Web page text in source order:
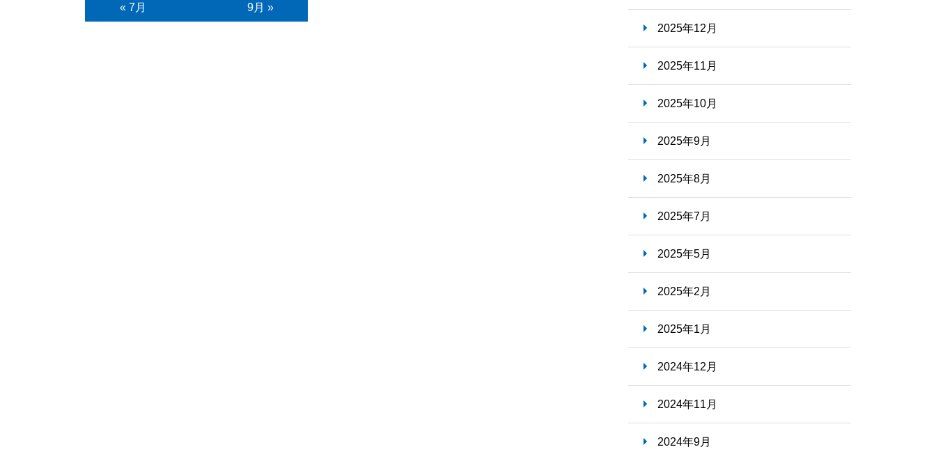
« 7月 9月 »
2025年12月
2025年11月
2025年10月
2025年9月
2025年8月
2025年7月
2025年5月
2025年2月
2025年1月
2024年12月
2024年11月
2024年9月